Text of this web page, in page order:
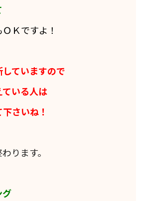
ＯＫですよ！
ていますので
いる人は
さいね！
ります。
グ